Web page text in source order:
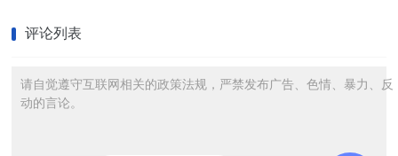
评论列表
请自觉遵守互联网相关的政策法规，严禁发布广告、色情、暴力、反
动的言论。